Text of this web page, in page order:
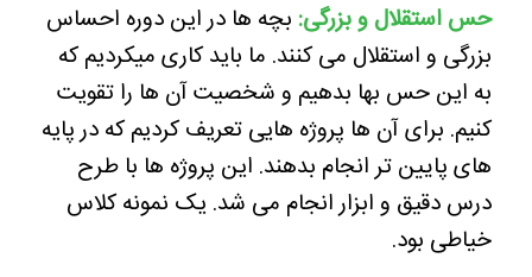
حس استقلال و بزرگی: بچه ها در این دوره احساس
بزرگی و استقلال می کنند. ما باید کاری میکردیم که
به این حس بها بدهیم و شخصیت آن ها را تقویت
کنیم. برای آن ها پروژه هایی تعریف کردیم که در پایه
های پایین تر انجام بدهند. این پروژه ها با طرح
درس دقیق و ابزار انجام می شد. یک نمونه کلاس
خیاطی بود.